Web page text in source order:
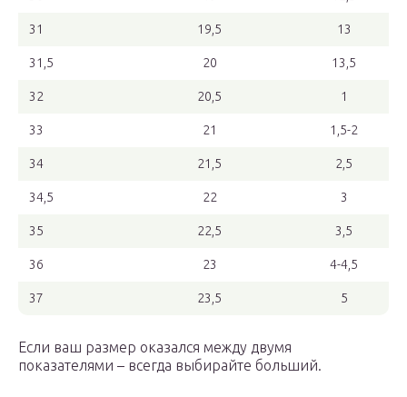
31 19,5 13
31,5 20 13,5
32 20,5 1
33 21 1,5-2
34 21,5 2,5
34,5 22 3
35 22,5 3,5
36 23 4-4,5
37 23,5 5
Если ваш размер оказался между двумя
показателями – всегда выбирайте больший.